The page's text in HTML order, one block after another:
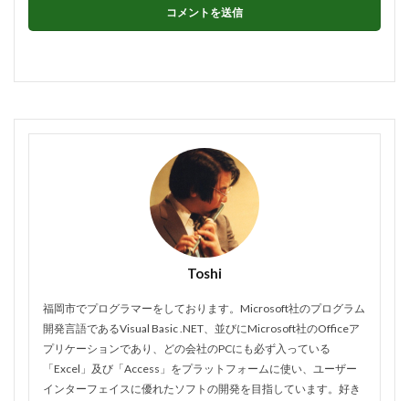
Toshi
福岡市でプログラマーをしております。Microsoft社のプログラム
開発言語であるVisual Basic .NET、並びにMicrosoft社のOfficeア
プリケーションであり、どの会社のPCにも必ず入っている
「Excel」及び「Access」をプラットフォームに使い、ユーザー
インターフェイスに優れたソフトの開発を目指しています。好き